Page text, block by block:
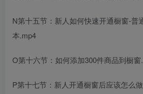
N第十五节：新人如何快速开通橱窗-普
本.mp4
O第十六节：如何添加300件商品到橱窗
P第十七节：新人开通橱窗后应该怎么